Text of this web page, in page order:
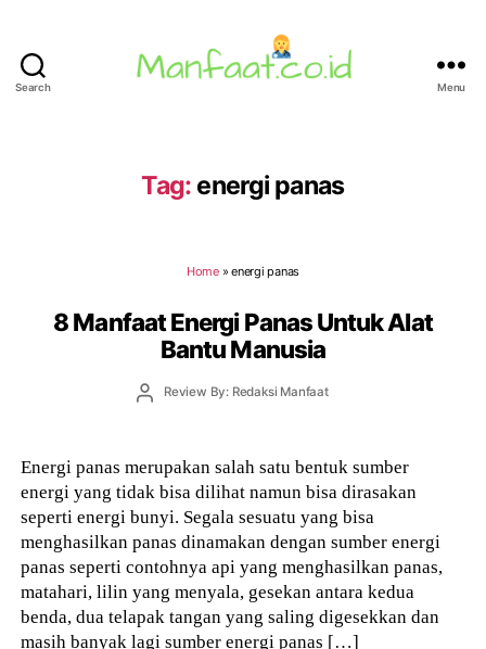
Search Menu
Tag: energi panas
Home»energi panas
8 Manfaat Energi Panas Untuk Alat
Bantu Manusia
PostReview By: Redaksi Manfaat
Energi panas merupakan salah satu bentuk sumber
energi yang tidak bisa dilihat namun bisa dirasakan
seperti energi bunyi. Segala sesuatu yang bisa
menghasilkan panas dinamakan dengan sumber energi
panas seperti contohnya api yang menghasilkan panas,
matahari, lilin yang menyala, gesekan antara kedua
benda, dua telapak tangan yang saling digesekkan dan
masih banyak lagi sumber energi panas […]